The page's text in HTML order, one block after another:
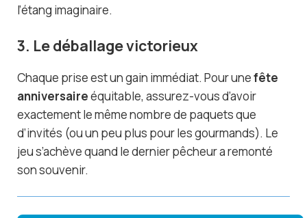
l’étang imaginaire.
3. Le déballage victorieux
Chaque prise est un gain immédiat. Pour unefête
anniversaireéquitable, assurez-vous d’avoir
exactement le même nombre de paquets que
d’invités (ou un peu plus pour les gourmands). Le
jeu s’achève quand le dernier pêcheur a remonté
son souvenir.